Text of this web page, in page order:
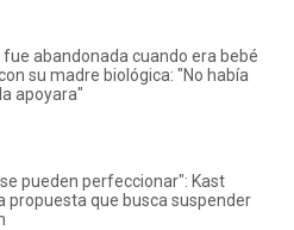
abandonada cuando era bebé
su madre biológica: "No había
apoyara"
pueden perfeccionar": Kast
propuesta que busca suspender